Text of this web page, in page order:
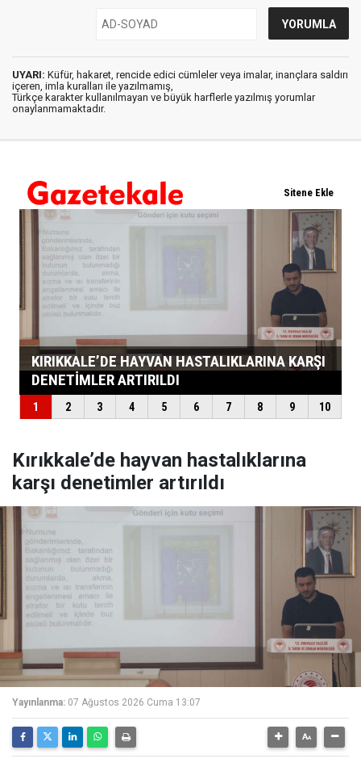
UYARI: Küfür, hakaret, rencide edici cümleler veya imalar, inançlara saldırı
içeren, imla kuralları ile yazılmamış,
Türkçe karakter kullanılmayan ve büyük harflerle yazılmış yorumlar
onaylanmamaktadır.
Kırıkkale’de hayvan hastalıklarına
karşı denetimler artırıldı
Yayınlanma: 07 Ağustos 2026 Cuma 13:07